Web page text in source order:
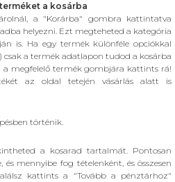
a kosárba
a "Korárba" gombra kattintatva
helyezni. Ezt megteheted a kategória
is. Ha egy termék különféle opciókkal
csak a termék adatlapon tudod a kosárba
a megfelelő termék gombjára kattints rá!
az oldal tetején vásárlás alatt is
történik.
a kosarad tartalmát. Pontosan
mennyibe fog tételenként, és összesen
kattints a "Tovább a pénztárhoz"